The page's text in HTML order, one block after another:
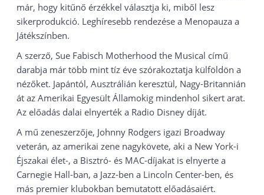
már, hogy kitűnő érzékkel választja ki, miből lesz
sikerprodukció. Leghíresebb rendezése a Menopauza a
Játékszínben.
A szerző, Sue Fabisch Motherhood the Musical című
darabja már több mint tíz éve szórakoztatja külföldön a
nézőket. Japántól, Ausztrálián keresztül, Nagy-Britannián
át az Amerikai Egyesült Államokig mindenhol sikert arat.
Az előadás dalai elnyerték a Radio Disney díját.
A mű zeneszerzője, Johnny Rodgers igazi Broadway
veterán, az amerikai zene nagykövete, aki a New York-i
Éjszakai élet-, a Bisztró- és MAC-díjakat is elnyerte a
Carnegie Hall-ban, a Jazz-ben a Lincoln Center-ben, és
más premier klubokban bemutatott előadásaiért.